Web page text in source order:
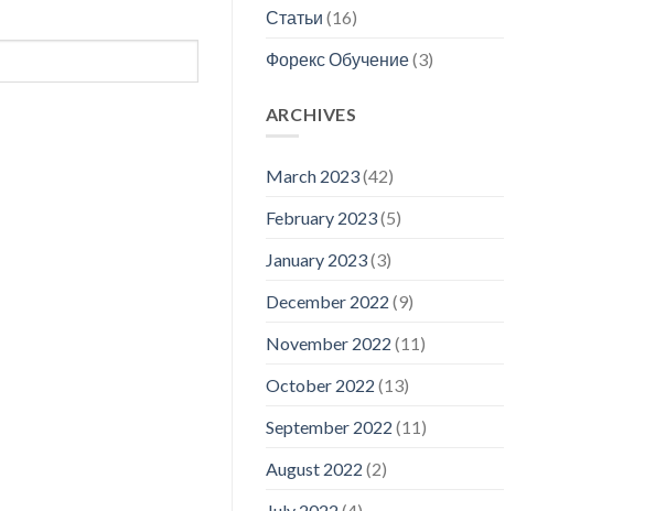
Статьи (16)
Форекс Обучение(3)
ARCHIVES
March 2023(42)
February 2023(5)
January 2023(3)
December 2022 (9)
November 2022 (11)
October 2022 (13)
September 2022 (11)
August 2022 (2)